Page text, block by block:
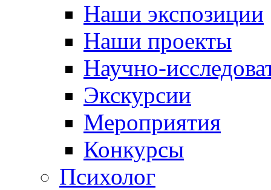
Наши экспозиции
Наши проекты
Научно-
Экскурсии
Мероприятия
Конкурсы
Психолог